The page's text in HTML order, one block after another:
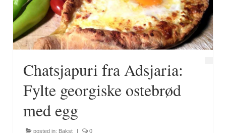
Chatsjapuri fra Adsjaria:
Fylte georgiske ostebrød
med egg
posted in: Bakst | 0